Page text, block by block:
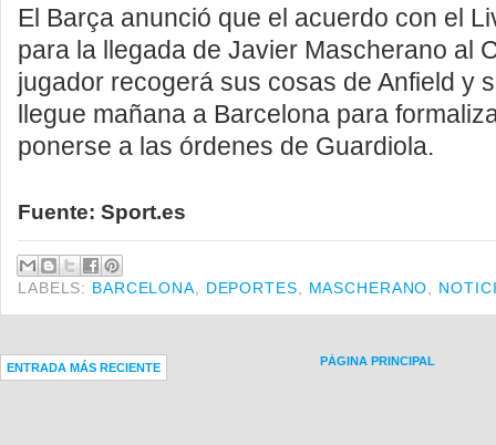
El Barça anunció que el acuerdo con el
para la llegada de Javier Mascherano al
jugador recogerá sus cosas de Anfield y
llegue mañana a Barcelona para
ponerse a las órdenes de Guardiola.
Fuente: Sport.es
LABELS: BARCELONA DEPORTES MASCHERANO
ENTRADA MÁS RECIENTE PÁGINA PRINCIPAL